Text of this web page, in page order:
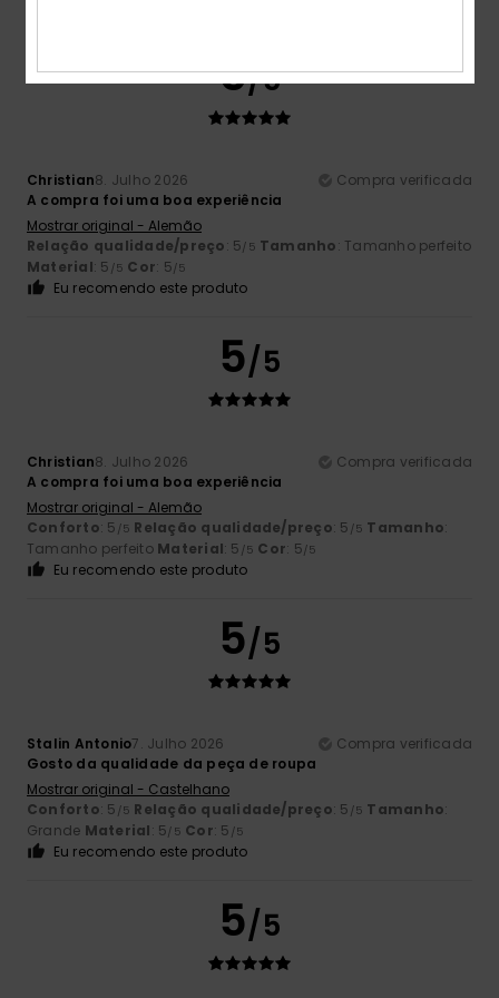
5/5
Christian8. Julho 2026
Compra verificada
A compra foi uma boa experiência
Mostrar original - Alemão
Relação qualidade/preço: 5/5 Tamanho: Tamanho perfeito
Material: 5 /5 Cor: 5/5
Eu recomendo este produto
5/5
Christian8. Julho 2026
Compra verificada
A compra foi uma boa experiência
Mostrar original - Alemão
Conforto: 5 /5 Relação qualidade/preço: 5 /5 Tamanho:
Tamanho perfeito Material: 5 /5 Cor: 5/5
Eu recomendo este produto
5/5
Stalin Antonio7. Julho 2026
Compra verificada
Gosto da qualidade da peça de roupa
Mostrar original - Castelhano
Conforto: 5 /5 Relação qualidade/preço: 5 /5 Tamanho:
Grande Material: 5/5 Cor: 5 /5
Eu recomendo este produto
5/5